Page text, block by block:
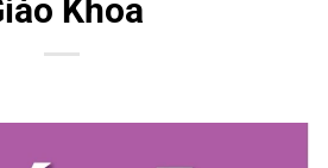
Khoa